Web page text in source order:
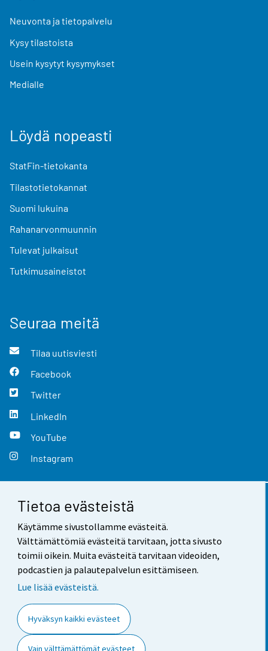
Tietoa evästeistä
Käytämme sivustollamme evästeitä.
Välttämättömiä evästeitä tarvitaan, jotta sivusto
toimii oikein. Muita evästeitä tarvitaan videoiden,
podcastien ja palautepalvelun esittämiseen.
Lue lisää evästeistä.
Hyväksyn kaikki evästeet
Vain välttämättömät evästeet
Neuvonta ja tietopalvelu
Kysy tilastoista
Usein kysytyt kysymykset
Medialle
Löydä nopeasti
StatFin-tietokanta
Tilastotietokannat
Suomi lukuina
Rahanarvonmuunnin
Tulevat julkaisut
Tutkimusaineistot
Seuraa meitä
Tilaa uutisviesti
Facebook
Twitter
LinkedIn
YouTube
Instagram
Yhteystiedot
Palaute
Käyttöehdot
Saavutettavuus
Tietoa sivustosta